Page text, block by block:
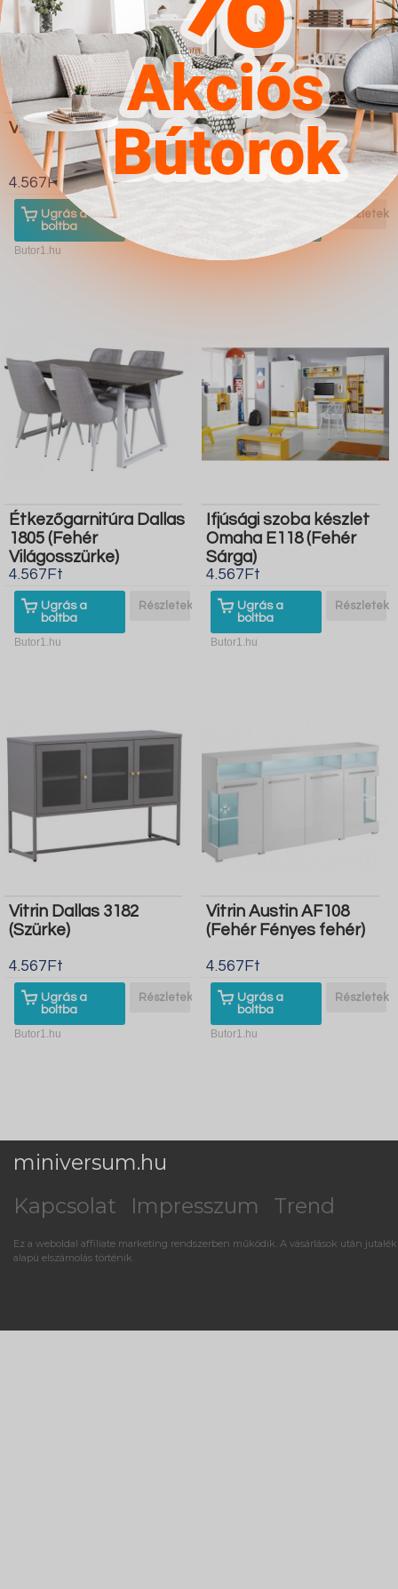
Vitrin Houston F104
4.567Ft
Ugrás a
boltba
Butor1.hu
Komód Charlotte 143
(Fehér Fényes fehér)
4.567Ft
Részletek
Étkezőgarnitúra Dallas
1805 (Fehér
Világosszürke)
4.567Ft
Ugrás a
boltba
Részletek
Butor1.hu
Ifjúsági szoba készlet
Omaha E118 (Fehér
Sárga)
4.567Ft
Ugrás a
boltba
Részletek
Butor1.hu
Vitrin Dallas 3182
(Szürke)
4.567Ft
Ugrás a
boltba
Részletek
Butor1.hu
Vitrin Austin AF108
(Fehér Fényes fehér)
4.567Ft
Ugrás a
boltba
Részletek
Butor1.hu
miniversum.hu
Kapcsolat
Impresszum Trend
Ez a weboldal affiliate marketing rendszerben működik. A vásárlások után jutalék
alapú elszámolás történik.